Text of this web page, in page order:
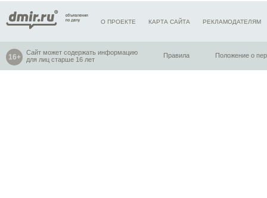
О ПРОЕКТЕ КАРТА САЙТА РЕКЛАМОДАТЕЛЯМ
Сайт может содержать информацию
для лиц старше 16 лет
Правила Положение о